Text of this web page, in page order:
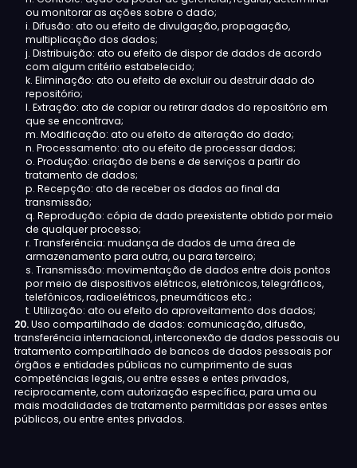
ou monitorar as ações sobre o dado;
i. Difusão: ato ou efeito de divulgação, propagação,
multiplicação dos dados;
j. Distribuição: ato ou efeito de dispor de dados de acordo
com algum critério estabelecido;
k. Eliminação: ato ou efeito de excluir ou destruir dado do
repositório;
l. Extração: ato de copiar ou retirar dados do repositório em
que se encontrava;
m. Modificação: ato ou efeito de alteração do dado;
n. Processamento: ato ou efeito de processar dados;
o. Produção: criação de bens e de serviços a partir do
tratamento de dados;
p. Recepção: ato de receber os dados ao final da
transmissão;
q. Reprodução: cópia de dado preexistente obtido por meio
de qualquer processo;
r. Transferência: mudança de dados de uma área de
armazenamento para outra, ou para terceiro;
s. Transmissão: movimentação de dados entre dois pontos
por meio de dispositivos elétricos, eletrônicos, telegráficos,
telefônicos, radioelétricos, pneumáticos etc.;
t. Utilização: ato ou efeito do aproveitamento dos dados;
20.Uso compartilhado de dados: comunicação, difusão,
transferência internacional, interconexão de dados pessoais ou
tratamento compartilhado de bancos de dados pessoais por
órgãos e entidades públicas no cumprimento de suas
competências legais, ou entre esses e entes privados,
reciprocamente, com autorização específica, para uma ou
mais modalidades de tratamento permitidas por esses entes
públicos, ou entre entes privados.